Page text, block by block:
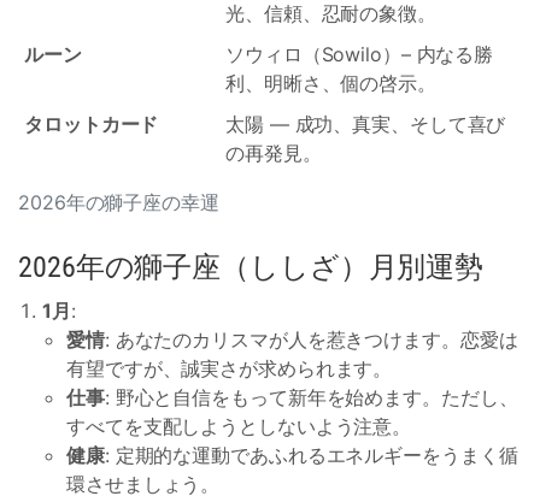
2026年の獅子座の幸運
光、信頼、忍耐の象徴。
ルーン
ソウィロ（Sowilo）– 内なる勝
利、明晰さ、個の啓示。
タロットカード
太陽 — 成功、真実、そして喜び
の再発見。
2026年の獅子座（ししざ）月別運勢
1月 :
愛情: あなたのカリスマが人を惹きつけます。恋愛は
有望ですが、誠実さが求められます。
仕事: 野心と自信をもって新年を始めます。ただし、
すべてを支配しようとしないよう注意。
健康: 定期的な運動であふれるエネルギーをうまく循
環させましょう。